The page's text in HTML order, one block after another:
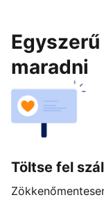
maradni
Töltse fel